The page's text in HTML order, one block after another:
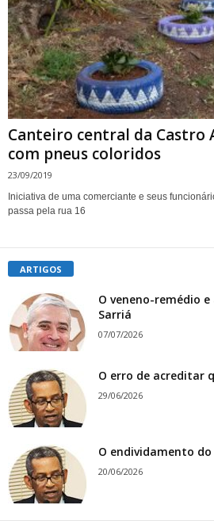
Canteiro central da Castro
com pneus coloridos
23/09/2019
Iniciativa de uma comerciante e seus
passa pela rua 16
ARTIGOS
O veneno-remédio
Sarriá
07/07/2026
O erro de acreditar
29/06/2026
O endividamento
20/06/2026